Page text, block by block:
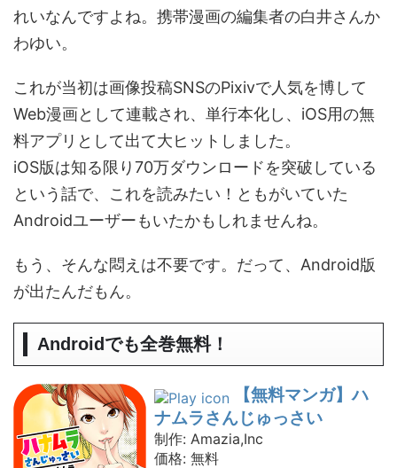
れいなんですよね。携帯漫画の編集者の白井さんか
わゆい。
これが当初は画像投稿SNSのPixivで人気を博して
Web漫画として連載され、単行本化し、iOS用の無
料アプリとして出て大ヒットしました。
iOS版は知る限り70万ダウンロードを突破している
という話で、これを読みたい！ともがいていた
Androidユーザーもいたかもしれませんね。
もう、そんな悶えは不要です。だって、Android版
が出たんだもん。
Androidでも全巻無料！
【無料マンガ】ハ
ナムラさんじゅっさい
制作: Amazia,Inc
価格: 無料